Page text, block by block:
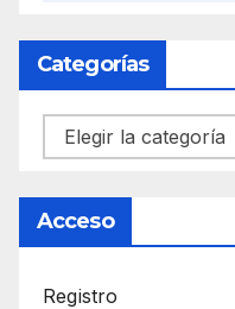
Categorías
Categorías
Acceso
Registro